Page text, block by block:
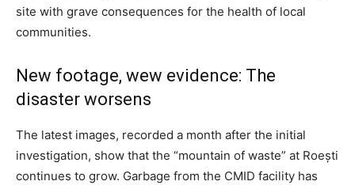
site with grave consequences for the health of local
communities.
New footage, wew evidence: The
disaster worsens
The latest images, recorded a month after the initial
investigation, show that the “mountain of waste” at Roești
continues to grow. Garbage from the CMID facility has